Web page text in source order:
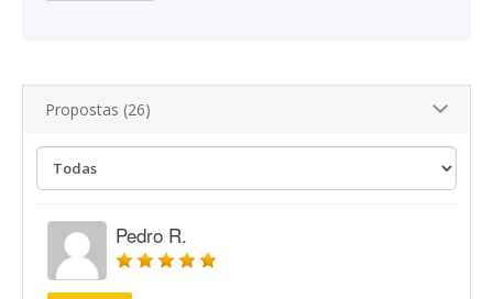
Propostas (26)
Pedro R.